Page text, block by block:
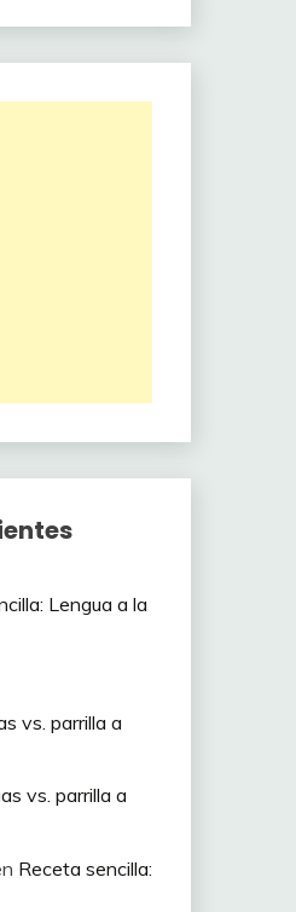
Lengua a la
vs. parrilla a
vs. parrilla a
Receta sencilla: